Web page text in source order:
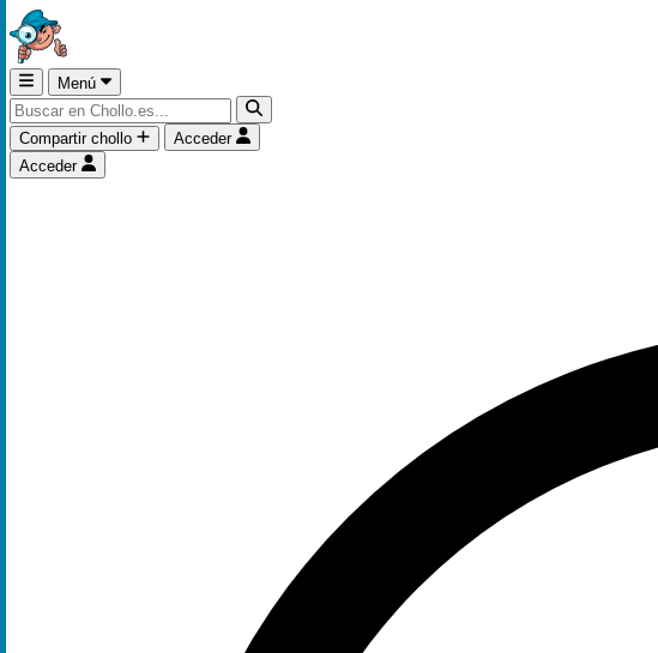
Menú
Compartir chollo
Acceder
Acceder